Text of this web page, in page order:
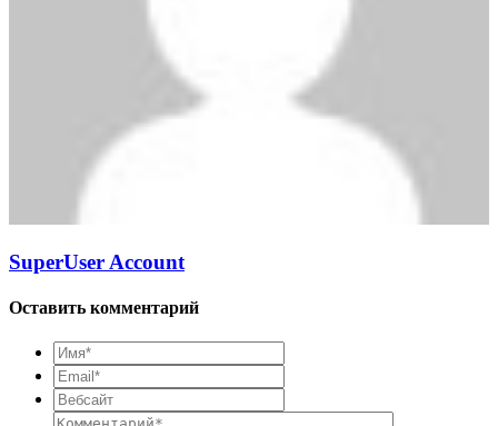
SuperUser Account
Оставить комментарий